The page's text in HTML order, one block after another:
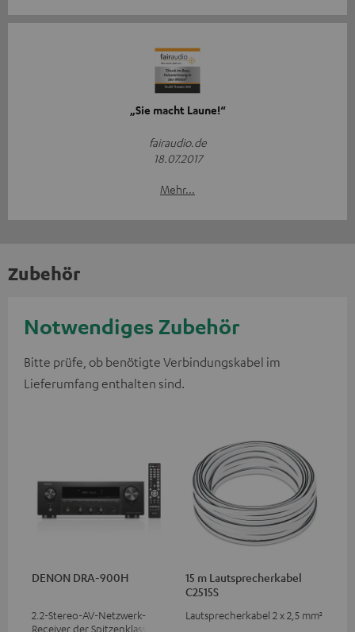
„Sie macht Laune!“
fairaudio.de
18.07.2017
Mehr...
Zubehör
Notwendiges Zubehör
Bitte prüfe, ob benötigte Verbindungskabel im
Lieferumfang enthalten sind.
DENON DRA-900H
2.2-Stereo-AV-Netzwerk-
Receiver der Spitzenklasse mit
15 m Lautsprecherkabel
C2515S
Lautsprecherkabel 2 x 2,5 mm²